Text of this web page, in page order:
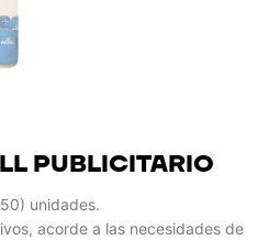
PUBLICITARIO
unidades.
acorde a las necesidades de